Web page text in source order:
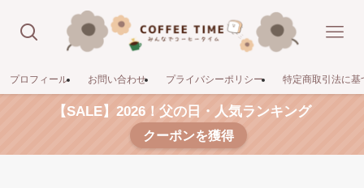
プロフィール お問い合わせ プライバシーポリシー 特定商取引法に基
【SALE】2026！父の日・人気ランキング
クーポンを獲得